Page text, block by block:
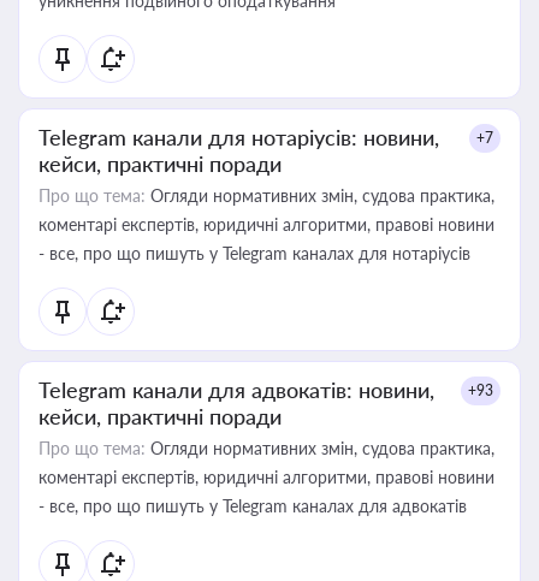
Telegram канали для нотаріусів: новини,
кейси, практичні поради
+7
Про що тема: Огляди нормативних змін, судова практика,
коментарі експертів, юридичні алгоритми, правові новини
- все, про що пишуть у Telegram каналах для нотаріусів
Telegram канали для адвокатів: новини,
кейси, практичні поради
+93
Про що тема: Огляди нормативних змін, судова практика,
коментарі експертів, юридичні алгоритми, правові новини
- все, про що пишуть у Telegram каналах для адвокатів